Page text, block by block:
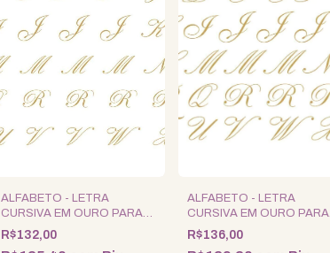
ALFABETO - LETRA
CURSIVA EM OURO PARA
PORCELANA - MINI
R$132,00
ALFABETO - LETRA
CURSIVA EM OURO PARA
PORCELANA - PEQUENA
R$136,00